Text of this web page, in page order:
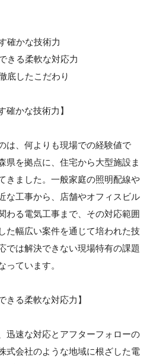
確かな技術力
きる柔軟な対応力
底したこだわり
確かな技術力】
は、何よりも現場での経験値で
県を拠点に、住宅から大型施設ま
きました。一般家庭の照明配線や
な工事から、店舗やオフィスビル
わる電気工事まで、その対応範囲
た幅広い案件を通じて培われた技
では解決できない現場特有の課題
っています。
きる柔軟な対応力】
迅速な対応とアフターフォローの
式会社のような地域に根ざした電